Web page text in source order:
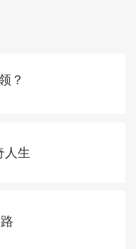
？
人生